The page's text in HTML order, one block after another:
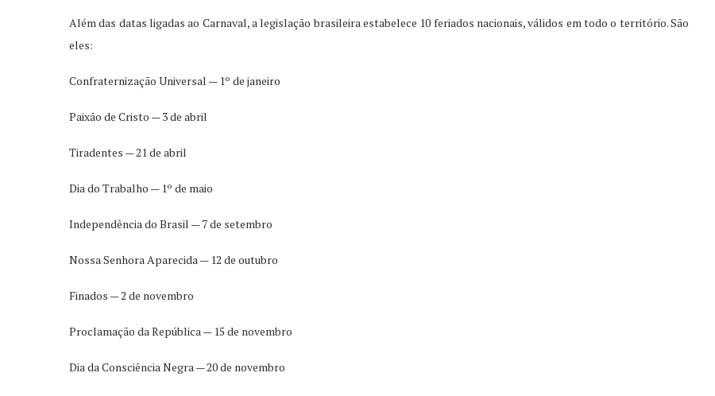
Além das datas ligadas ao Carnaval, a legislação brasileira estabelece 10 feriados nacionais, válidos em todo o território. São
eles:
Confraternização Universal — 1º de janeiro
Paixão de Cristo — 3 de abril
Tiradentes — 21 de abril
Dia do Trabalho — 1º de maio
Independência do Brasil — 7 de setembro
Nossa Senhora Aparecida — 12 de outubro
Finados — 2 de novembro
Proclamação da República — 15 de novembro
Dia da Consciência Negra — 20 de novembro